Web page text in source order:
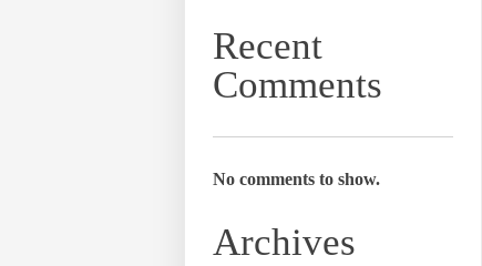
Recent
Comments
No comments to show.
Archives